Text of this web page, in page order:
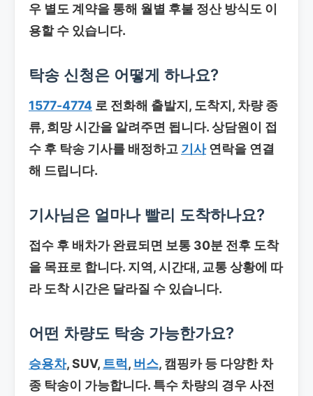
우 별도 계약을 통해 월별 후불 정산 방식도 이
용할 수 있습니다.
탁송 신청은 어떻게 하나요?
1577-4774 로 전화해 출발지, 도착지, 차량 종
류, 희망 시간을 알려주면 됩니다. 상담원이 접
수 후 탁송 기사를 배정하고 기사연락을 연결
해 드립니다.
기사님은 얼마나 빨리 도착하나요?
접수 후 배차가 완료되면 보통 30분 전후 도착
을 목표로 합니다. 지역, 시간대, 교통 상황에 따
라 도착 시간은 달라질 수 있습니다.
어떤 차량도 탁송 가능한가요?
승용차, SUV, 트럭, 버스, 캠핑카 등 다양한 차
종 탁송이 가능합니다. 특수 차량의 경우 사전